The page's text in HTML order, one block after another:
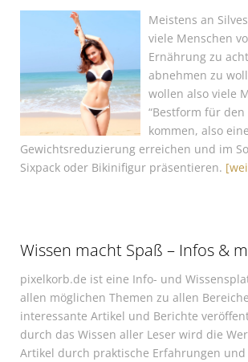
Meistens an
viele Menschen
Ernährung zu
abnehmen zu
wollen also viele
“Bestform für den
kommen, also eine
Gewichtsreduzierung erreichen und im
Sixpack oder Bikinifigur präsentieren.
Wissen macht Spaß – Infos &
pixelkorb.de ist eine Info- und
allen möglichen Themen zu allen
interessante Artikel und Berichte
durch das Wissen aller Leser wird die
Artikel durch praktische Erfahrungen und